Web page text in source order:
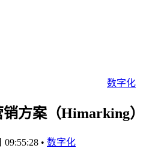
数字化
方案（Himarking）
09:55:28 • 数字化